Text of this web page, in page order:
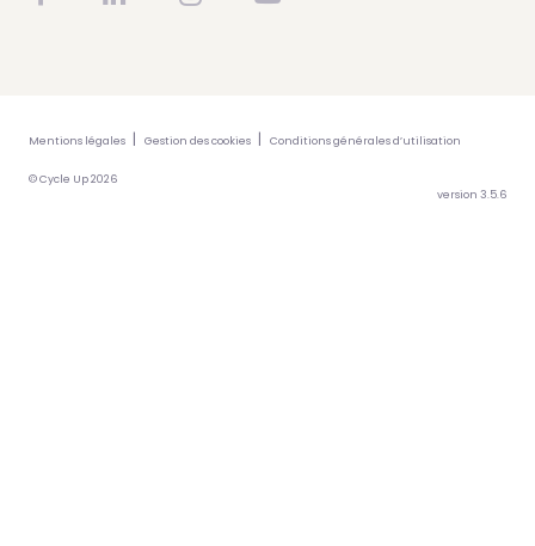
Mentions légales Gestion des cookies Conditions générales d’utilisation
© Cycle Up 2026
version 3.5.6